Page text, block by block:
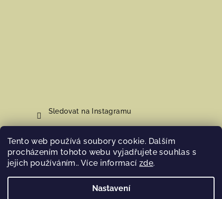
Tento web používá soubory cookie. Dalším
procházením tohoto webu vyjadřujete souhlas s
jejich používáním.. Více informací zde.
Nastavení
Sledovat na Instagramu
Nákupní košík
0ks /0 Kč